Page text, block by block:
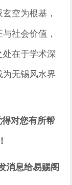
空为根基，
社会价值，
在于学术深
为无锡风水界
对您有所帮
消息给易赐阁